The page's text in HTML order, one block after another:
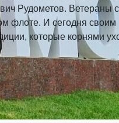
Рудометов. Ветераны с
флоте. И сегодня своим
которые корнями